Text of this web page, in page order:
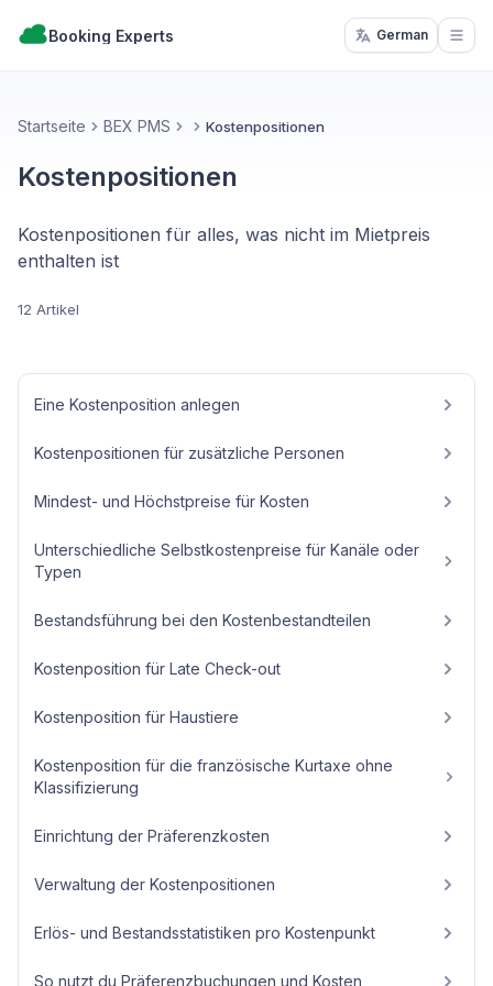
Booking Experts German
Startseite BEX PMS Kostenpositionen
Kostenpositionen
Kostenpositionen für alles, was nicht im Mietpreis
enthalten ist
12 Artikel
Eine Kostenposition anlegen
Kostenpositionen für zusätzliche Personen
Mindest- und Höchstpreise für Kosten
Unterschiedliche Selbstkostenpreise für Kanäle oder
Typen
Bestandsführung bei den Kostenbestandteilen
Kostenposition für Late Check-out
Kostenposition für Haustiere
Kostenposition für die französische Kurtaxe ohne
Klassifizierung
Einrichtung der Präferenzkosten
Verwaltung der Kostenpositionen
Erlös- und Bestandsstatistiken pro Kostenpunkt
So nutzt du Präferenzbuchungen und Kosten